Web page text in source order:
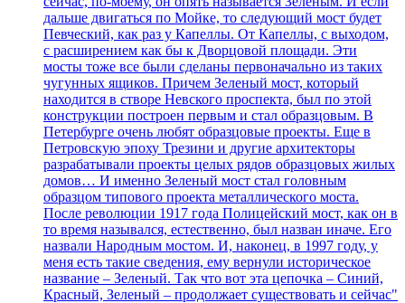
дальше двигаться по Мойке, то следующий мост будет
Певческий, как раз у Капеллы. От Капеллы, с выходом,
с расширением как бы к Дворцовой площади. Эти
мосты тоже все были сделаны первоначально из таких
чугунных ящиков. Причем Зеленый мост, который
находится в створе Невского проспекта, был по этой
конструкции построен первым и стал образцовым. В
Петербурге очень любят образцовые проекты. Еще в
Петровскую эпоху Трезини и другие архитекторы
разрабатывали проекты целых рядов образцовых жилых
домов… И именно Зеленый мост стал головным
образцом типового проекта металлического моста.
После революции 1917 года Полицейский мост, как он в
то время назывался, естественно, был назван иначе. Его
назвали Народным мостом. И, наконец, в 1997 году, у
меня есть такие сведения, ему вернули историческое
название – Зеленый. Так что вот эта цепочка – Синий,
Красный, Зеленый – продолжает существовать и сейчас"